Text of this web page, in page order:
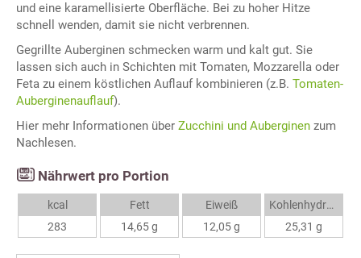
und eine karamellisierte Oberfläche. Bei zu hoher Hitze
schnell wenden, damit sie nicht verbrennen.
Gegrillte Auberginen schmecken warm und kalt gut. Sie
lassen sich auch in Schichten mit Tomaten, Mozzarella oder
Feta zu einem köstlichen Auflauf kombinieren (z.B. Tomaten-
Auberginenauflauf).
Hier mehr Informationen über Zucchini und Auberginen zum
Nachlesen.
Nährwert pro Portion
kcal
283
Fett
14,65 g
Eiweiß
12,05 g
Kohlenhydrate
25,31 g